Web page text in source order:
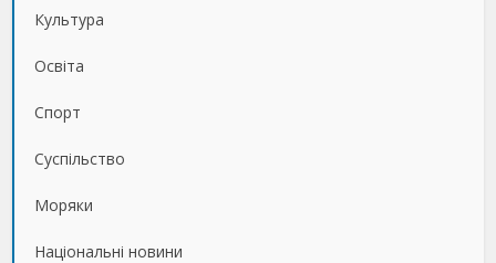
Культура
Освіта
Спорт
Суспільство
Моряки
Національні новини